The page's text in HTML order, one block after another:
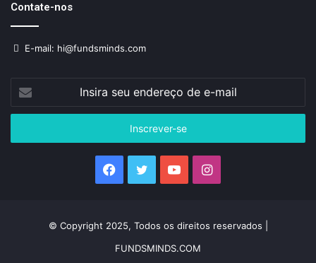
Contate-nos
E-mail: hi@fundsminds.com
Insira
seu
endereço
e-
Facebook
Twitter YouTubeInstagram
© Copyright 2025, Todos os direitos reservados |
FUNDSMINDS.COM